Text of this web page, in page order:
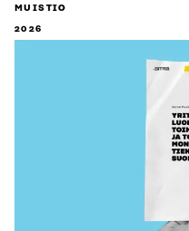
MUISTIO
2026